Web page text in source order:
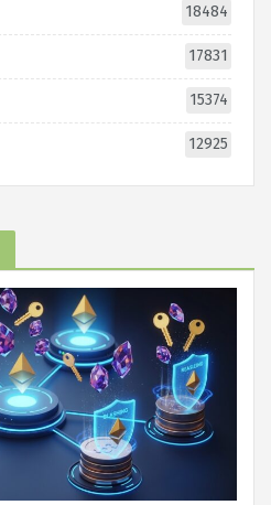
18484
17831
15374
12925